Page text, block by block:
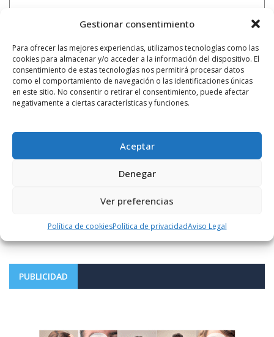
Gestionar consentimiento
Para ofrecer las mejores experiencias, utilizamos tecnologías como las
cookies para almacenar y/o acceder a la información del dispositivo. El
consentimiento de estas tecnologías nos permitirá procesar datos
como el comportamiento de navegación o las identificaciones únicas
en este sitio. No consentir o retirar el consentimiento, puede afectar
negativamente a ciertas características y funciones.
Aceptar
Denegar
Ver preferencias
Política de cookiesPolítica de privacidadAviso Legal
Notificarme vía correo electrónico cuando el comentario sea
cómo se procesan los datos de tus comentarios.
PUBLICIDAD